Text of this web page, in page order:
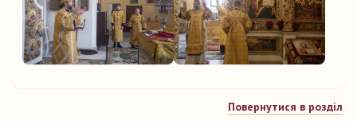
Повернутися в розділ